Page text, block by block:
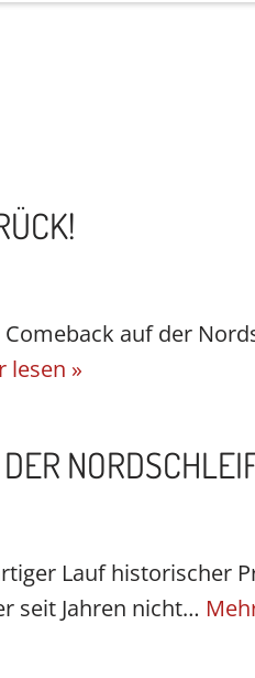
auf der
lesen »
Lauf historischer
seit Jahren nicht…